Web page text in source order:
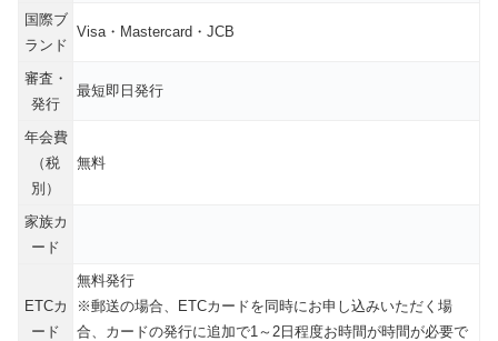
国際ブ
ランド
Visa・Mastercard・JCB
審査・
発行
最短即日発行
年会費
（税
別）
無料
家族カ
ード
ETCカ
ード
無料発行
※郵送の場合、ETCカードを同時にお申し込みいただく場
合、カードの発行に追加で1～2日程度お時間が時間が必要で